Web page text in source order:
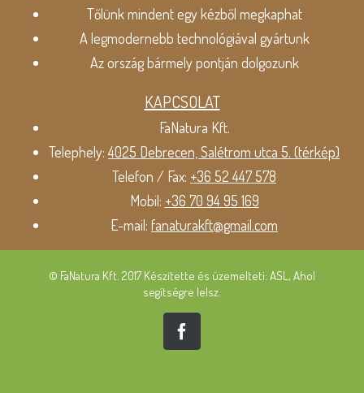
Tőlünk mindent egy kézből megkaphat
A legmodernebb technológiával gyártunk
Az ország bármely pontján dolgozunk
KAPCSOLAT
FaNatura Kft.
Telephely:4025 Debrecen, Salétrom utca 5. (térkép)
Telefon / Fax: +36 52 447 578
Mobil: +36 70 94 95 169
E-mail: fanaturakft@gmail.com
© FaNatura Kft. 2017 Készítette és üzemelteti: ASL, Ahol
segítségre lelsz.